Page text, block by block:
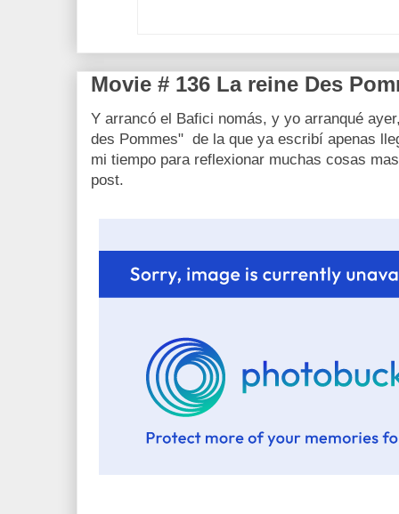
Movie # 136 La reine Des
Y arrancó el Bafici nomás, y yo arranqué
des Pommes" de la que ya escribí apenas
mi tiempo para reflexionar muchas cosas
post.